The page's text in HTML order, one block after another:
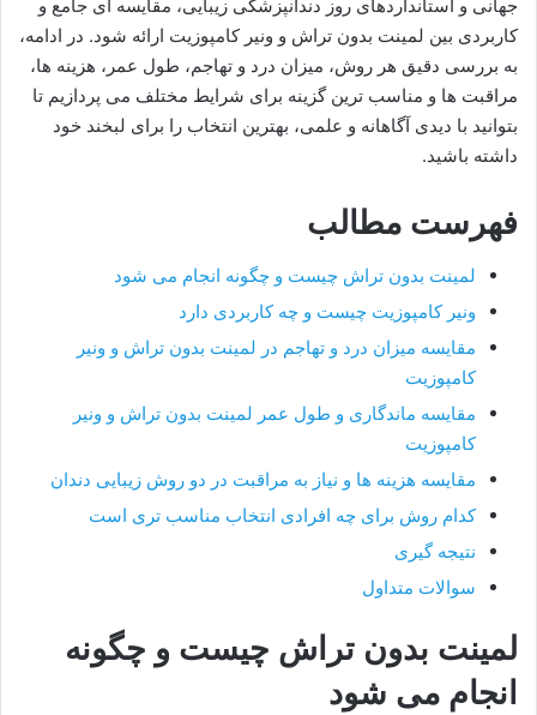
جهانی و استانداردهای روز دندانپزشکی زیبایی، مقایسه ای جامع و
کاربردی بین لمینت بدون تراش و ونیر کامپوزیت ارائه شود. در ادامه،
به بررسی دقیق هر روش، میزان درد و تهاجم، طول عمر، هزینه ها،
مراقبت ها و مناسب ترین گزینه برای شرایط مختلف می پردازیم تا
بتوانید با دیدی آگاهانه و علمی، بهترین انتخاب را برای لبخند خود
داشته باشید.
فهرست مطالب
لمینت بدون تراش چیست و چگونه انجام می شود
ونیر کامپوزیت چیست و چه کاربردی دارد
مقایسه میزان درد و تهاجم در لمینت بدون تراش و ونیر
کامپوزیت
مقایسه ماندگاری و طول عمر لمینت بدون تراش و ونیر
کامپوزیت
مقایسه هزینه ها و نیاز به مراقبت در دو روش زیبایی دندان
کدام روش برای چه افرادی انتخاب مناسب تری است
نتیجه گیری
سوالات متداول
لمینت بدون تراش چیست و چگونه
انجام می شود